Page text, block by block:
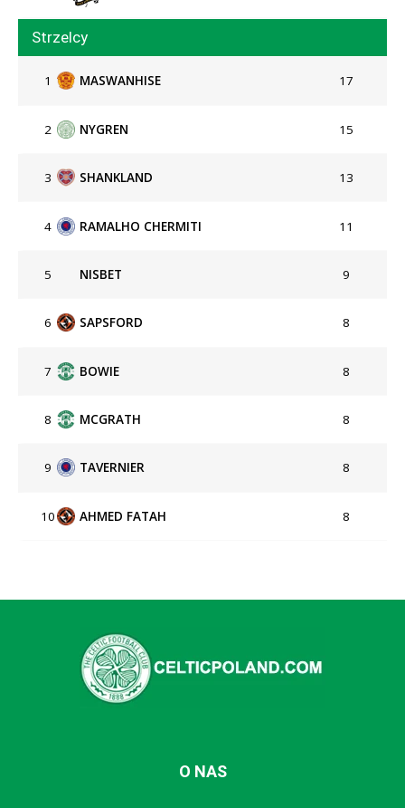
Strzelcy
1 MASWANHISE 17
2 NYGREN 15
3 SHANKLAND 13
4 RAMALHO CHERMITI 11
5 NISBET 9
6 SAPSFORD 8
7 BOWIE 8
8 MCGRATH 8
9 TAVERNIER 8
10 AHMED FATAH 8
O NAS